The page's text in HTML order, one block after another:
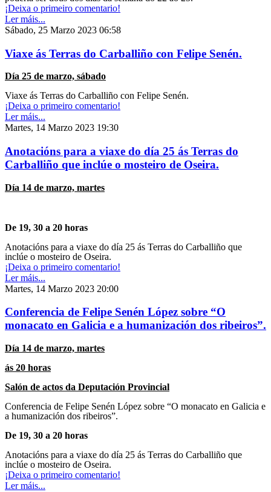
¡Deixa o primeiro comentario!
Ler máis...
Sábado, 25 Marzo 2023 06:58
Viaxe ás Terras do Carballiño con Felipe Senén.
Día 25 de marzo, sábado
Viaxe ás Terras do Carballiño con Felipe Senén.
¡Deixa o primeiro comentario!
Ler máis...
Martes, 14 Marzo 2023 19:30
Anotacións para a viaxe do día 25 ás Terras do
Carballiño que inclúe o mosteiro de Oseira.
Día 14 de marzo, martes
De 19, 30 a 20 horas
Anotacións para a viaxe do día 25 ás Terras do Carballiño que
inclúe o mosteiro de Oseira.
¡Deixa o primeiro comentario!
Ler máis...
Martes, 14 Marzo 2023 20:00
Conferencia de Felipe Senén López sobre “O
monacato en Galicia e a humanización dos ribeiros”.
Día 14 de marzo, martes
ás 20 horas
Salón de actos da Deputación Provincial
Conferencia de Felipe Senén López sobre “O monacato en Galicia e
a humanización dos ribeiros”.
De 19, 30 a 20 horas
Anotacións para a viaxe do día 25 ás Terras do Carballiño que
inclúe o mosteiro de Oseira.
¡Deixa o primeiro comentario!
Ler máis...